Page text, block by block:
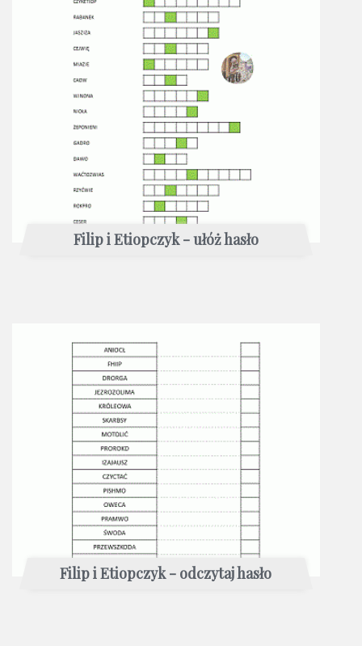
Filip i Etiopczyk - ułóż hasło
Filip i Etiopczyk - odczytaj hasło